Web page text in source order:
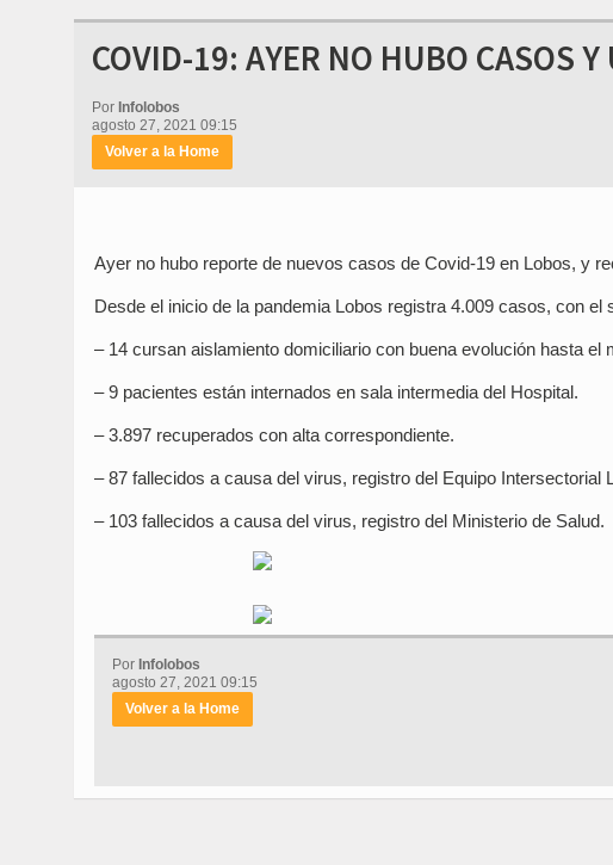
COVID-19: AYER NO HUBO CASOS
Por Infolobos
agosto 27, 2021 09:15
Volver a la Home
Ayer no hubo reporte de nuevos casos de Covid-19 en Lobos, y
Desde el inicio de la pandemia Lobos registra 4.009 casos, con el
– 14 cursan aislamiento domiciliario con buena evolución hasta el
– 9 pacientes están internados en sala intermedia del Hospital.
– 3.897 recuperados con alta correspondiente.
– 87 fallecidos a causa del virus, registro del Equipo Intersectorial
– 103 fallecidos a causa del virus, registro del Ministerio de Salud.
Por Infolobos
agosto 27, 2021 09:15
Volver a la Home